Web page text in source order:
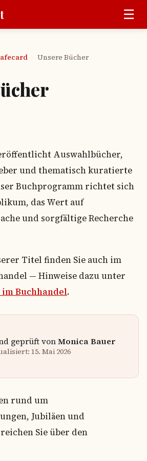
☰
Unsere Bücher
Auswahlbücher,
und thematisch kuratierte
Buchprogramm richtet sich
das Wert auf
und sorgfältige Recherche
Titel finden Sie auch im
— Hinweise dazu unter
Buchhandel.
geprüft vonMonica Bauer
15. Mai 2026
rund um
Jubiläen und
Sie über den